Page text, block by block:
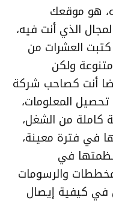
هو موقعك
الذي أنت فيه،
العشرات من
ولكن
أنت كصاحب شركة
المعلومات،
كاملة من الشغل،
في فترة معينة،
نظمتها في
والرسومات
في كيفية إيصال